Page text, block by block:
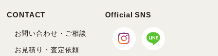
CONTACT
お問い合わせ・ご相談
お見積り・査定依頼
Official SNS